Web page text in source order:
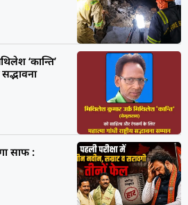
‘कान्ति’
सद्भावना
साफ :